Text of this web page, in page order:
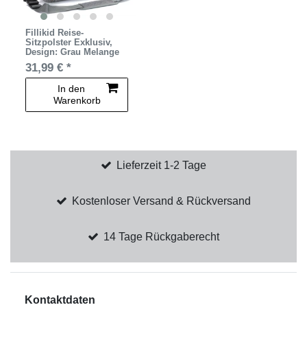
Fillikid Reise-
Sitzpolster Exklusiv,
Design: Grau Melange
31,99 € *
In den
Warenkorb
Lieferzeit 1-2 Tage
Kostenloser Versand & Rückversand
14 Tage Rückgaberecht
Kontaktdaten